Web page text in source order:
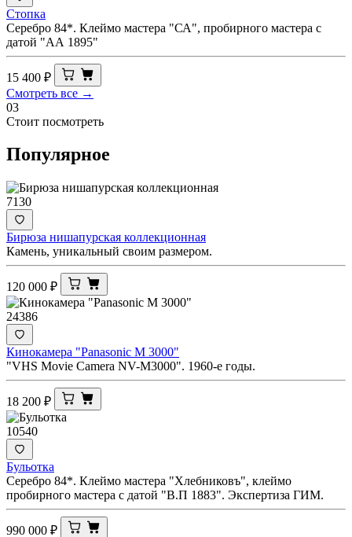
Стопка
Серебро 84*. Клеймо мастера "СА", пробирного мастера с
датой "АА 1895"
15 400 ₽
Смотреть все →
03
Стоит посмотреть
Популярное
7130
Бирюза нишапурская коллекционная
Камень, уникальный своим размером.
120 000 ₽
24386
Кинокамера "Panasonic M 3000"
"VHS Movie Camera NV-M3000". 1960-е годы.
18 200 ₽
10540
Бульотка
Серебро 84*. Клеймо мастера "Хлебниковъ", клеймо
пробирного мастера с датой "В.П 1883". Экспертиза ГИМ.
990 000 ₽